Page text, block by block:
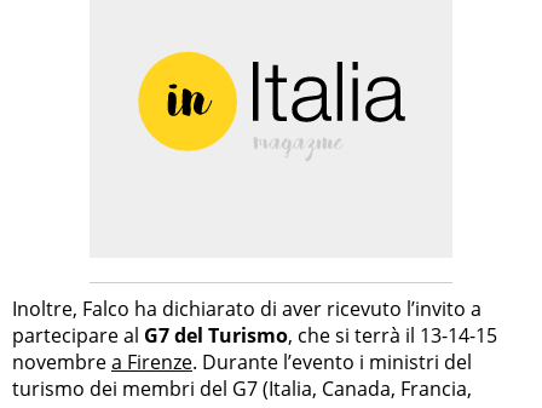
Inoltre, Falco ha dichiarato di aver ricevuto l’invito a
partecipare al G7 del Turismo, che si terrà il 13-14-15
novembrea Firenze. Durante l’evento i ministri del
turismo dei membri del G7 (Italia, Canada, Francia,